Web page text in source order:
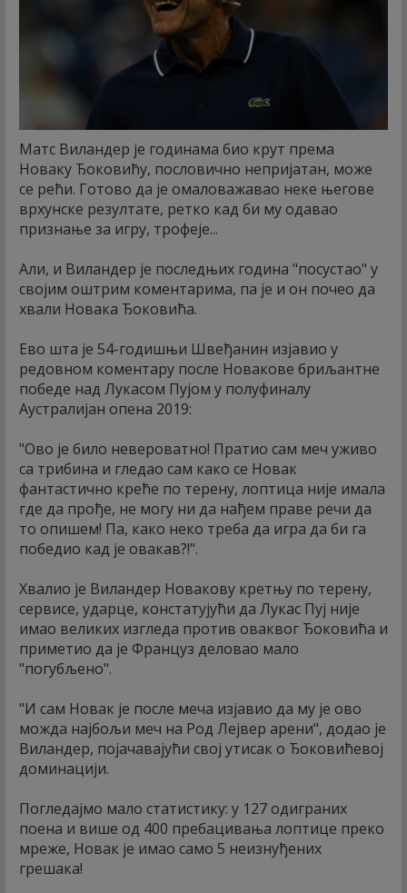
Матс Виландер је годинама био крут према
Новаку Ђоковићу, пословично непријатан, може
се рећи. Готово да је омаловажавао неке његове
врхунске резултате, ретко кад би му одавао
признање за игру, трофеје...
Али, и Виландер је последњих година "посустао" у
својим оштрим коментарима, па је и он почео да
хвали Новака Ђоковића.
Ево шта је 54-годишњи Швеђанин изјавио у
редовном коментару после Новакове бриљантне
победе над Лукасом Пујом у полуфиналу
Аустралијан опена 2019:
"Ово је било невероватно! Пратио сам меч уживо
са трибина и гледао сам како се Новак
фантастично креће по терену, лоптица није имала
где да прође, не могу ни да нађем праве речи да
то опишем! Па, како неко треба да игра да би га
победио кад је овакав?!".
Хвалио је Виландер Новакову кретњу по терену,
сервисе, ударце, констатујући да Лукас Пуј није
имао великих изгледа против оваквог Ђоковића и
приметио да је Француз деловао мало
"погубљено".
"И сам Новак је после меча изјавио да му је ово
можда најбољи меч на Род Лејвер арени", додао је
Виландер, појачавајући свој утисак о Ђоковићевој
доминацији.
Погледајмо мало статистику: у 127 одиграних
поена и више од 400 пребацивања лоптице преко
мреже, Новак је имао само 5 неизнуђених
грешака!